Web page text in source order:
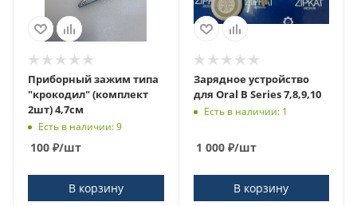
Приборный зажим типа
"крокодил" (комплект
2шт) 4,7см
Есть в наличии: 9
100 ₽/шт
В корзину
Зарядное устройство
для Oral B Series 7,8,9,10
Есть в наличии: 1
1 000₽/шт
В корзину